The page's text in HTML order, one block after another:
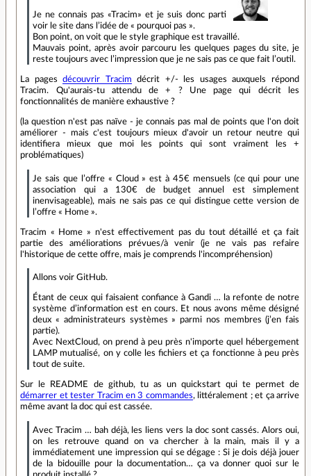
Je ne connais pas «Tracim» et je suis donc parti
voir le site dans l’idée de « pourquoi pas ».
Bon point, on voit que le style graphique est travaillé.
Mauvais point, après avoir parcouru les quelques pages du site, je
reste toujours avec l’impression que je ne sais pas ce que fait l’outil.
La pagesdécouvrir Tracim décrit +/- les usages auxquels répond
Tracim. Qu'aurais-tu attendu de + ? Une page qui décrit les
fonctionnalités de manière exhaustive ?
(la question n'est pas naïve - je connais pas mal de points que l'on doit
améliorer - mais c'est toujours mieux d'avoir un retour neutre qui
identifiera mieux que moi les points qui sont vraiment les +
problématiques)
Je sais que l’offre « Cloud » est à 45€ mensuels (ce qui pour une
association qui a 130€ de budget annuel est simplement
inenvisageable), mais ne sais pas ce qui distingue cette version de
l’offre « Home ».
Tracim « Home » n'est effectivement pas du tout détaillé et ça fait
partie des améliorations prévues/à venir (je ne vais pas refaire
l'historique de cette offre, mais je comprends l'incompréhension)
Allons voir GitHub.
Étant de ceux qui faisaient confiance à Gandi … la refonte de notre
système d’information est en cours. Et nous avons même désigné
deux « administrateurs systèmes » parmi nos membres (j’en fais
partie).
Avec NextCloud, on prend à peu près n'importe quel hébergement
LAMP mutualisé, on y colle les fichiers et ça fonctionne à peu près
tout de suite.
Sur le README de github, tu as un quickstart qui te permet de
démarrer et tester Tracim en 3 commandes, littéralement ; et ça arrive
même avant la doc qui est cassée.
Avec Tracim … bah déjà, les liens vers la doc sont cassés. Alors oui,
on les retrouve quand on va chercher à la main, mais il y a
immédiatement une impression qui se dégage : Si je dois déjà jouer
de la bidouille pour la documentation… ça va donner quoi sur le